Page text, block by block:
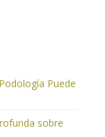
Puede
sobre